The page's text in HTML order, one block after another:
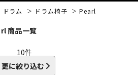
ドラム ドラム椅子 Pearl
商品一覧
10件
更に絞り込む